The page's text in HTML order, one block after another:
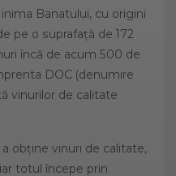
Banatului, cu origini
pe o suprafață de 172
încă de acum 500 de
DOC (denumire
vinurilor de calitate
obține vinuri de calitate,
totul începe prin